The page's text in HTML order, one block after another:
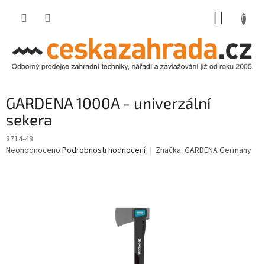
GARDENA 1000A - univerzální
sekera
8714-48
Průměrné
Neohodnoceno Podrobnosti hodnocení Značka: GARDENA Germany